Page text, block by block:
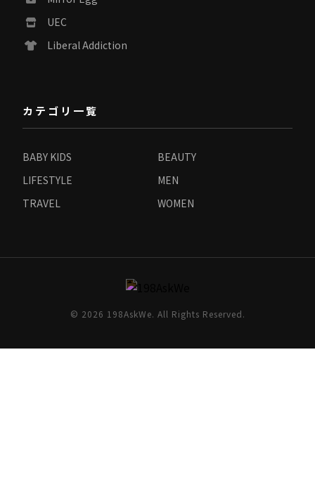
UEC
Liberal Addiction
カテゴリ一覧
BABY KIDS
BEAUTY
LIFESTYLE
MEN
TRAVEL
WOMEN
© 2026 198AskWe. All Rights Reserved.